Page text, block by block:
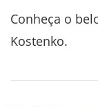
Conheça o
Kostenko.